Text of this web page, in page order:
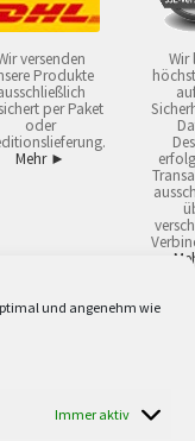
und angenehm wie
Immer aktiv
versenden
Produkte
per Paket
oder
Mehr ►
Wir
ausgenommen. Unsere
oder gewerblichen